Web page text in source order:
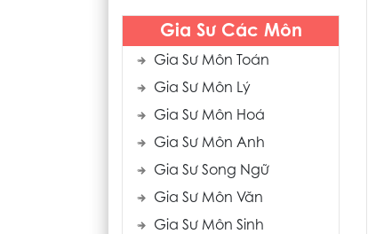
Gia Sư Các Môn
Gia Sư Môn Toán
Gia Sư Môn Lý
Gia Sư Môn Hoá
Gia Sư Môn Anh
Gia Sư Song Ngữ
Gia Sư Môn Văn
Gia Sư Môn Sinh